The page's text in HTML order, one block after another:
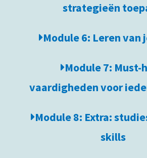
strategieën
Module 6: Leren van
Module 7: Must-
vaardigheden voor
Module 8: Extra:
skills